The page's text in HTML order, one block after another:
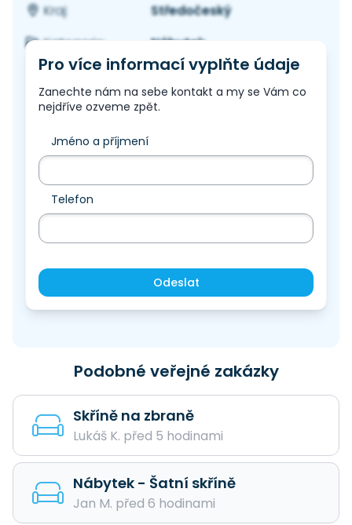
Kraj:
Středočeský
Kategorie:
Nábytek
Pro více informací vyplňte údaje
Zanechte nám na sebe kontakt a my se Vám co
nejdříve ozveme zpět.
Jméno a příjmení
Telefon
Odeslat
Podobné veřejné zakázky
Skříně na zbraně
Lukáš K. před 5 hodinami
Nábytek - Šatní skříně
Jan M. před 6 hodinami